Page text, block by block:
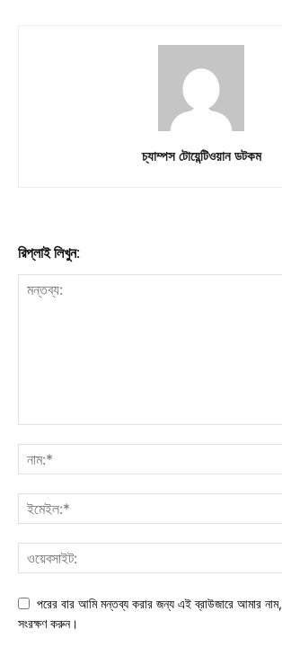
চ্যাম্পস টোয়েন্টিওয়ান ডটকম
রিপ্লাই লিখুন:
পরের বার আমি মন্তব্য করার জন্য এই ব্রাউজারে আমার
সংরক্ষণ করুন।